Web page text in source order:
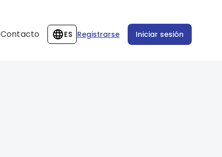
Contacto ES Registrarse Iniciar sesión